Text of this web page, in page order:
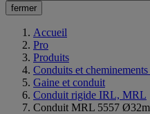
fermer
Accueil
Pro
Produits
Conduits et cheminements
Gaine et conduit
Conduit rigide IRL, MRL
Conduit MRL 5557